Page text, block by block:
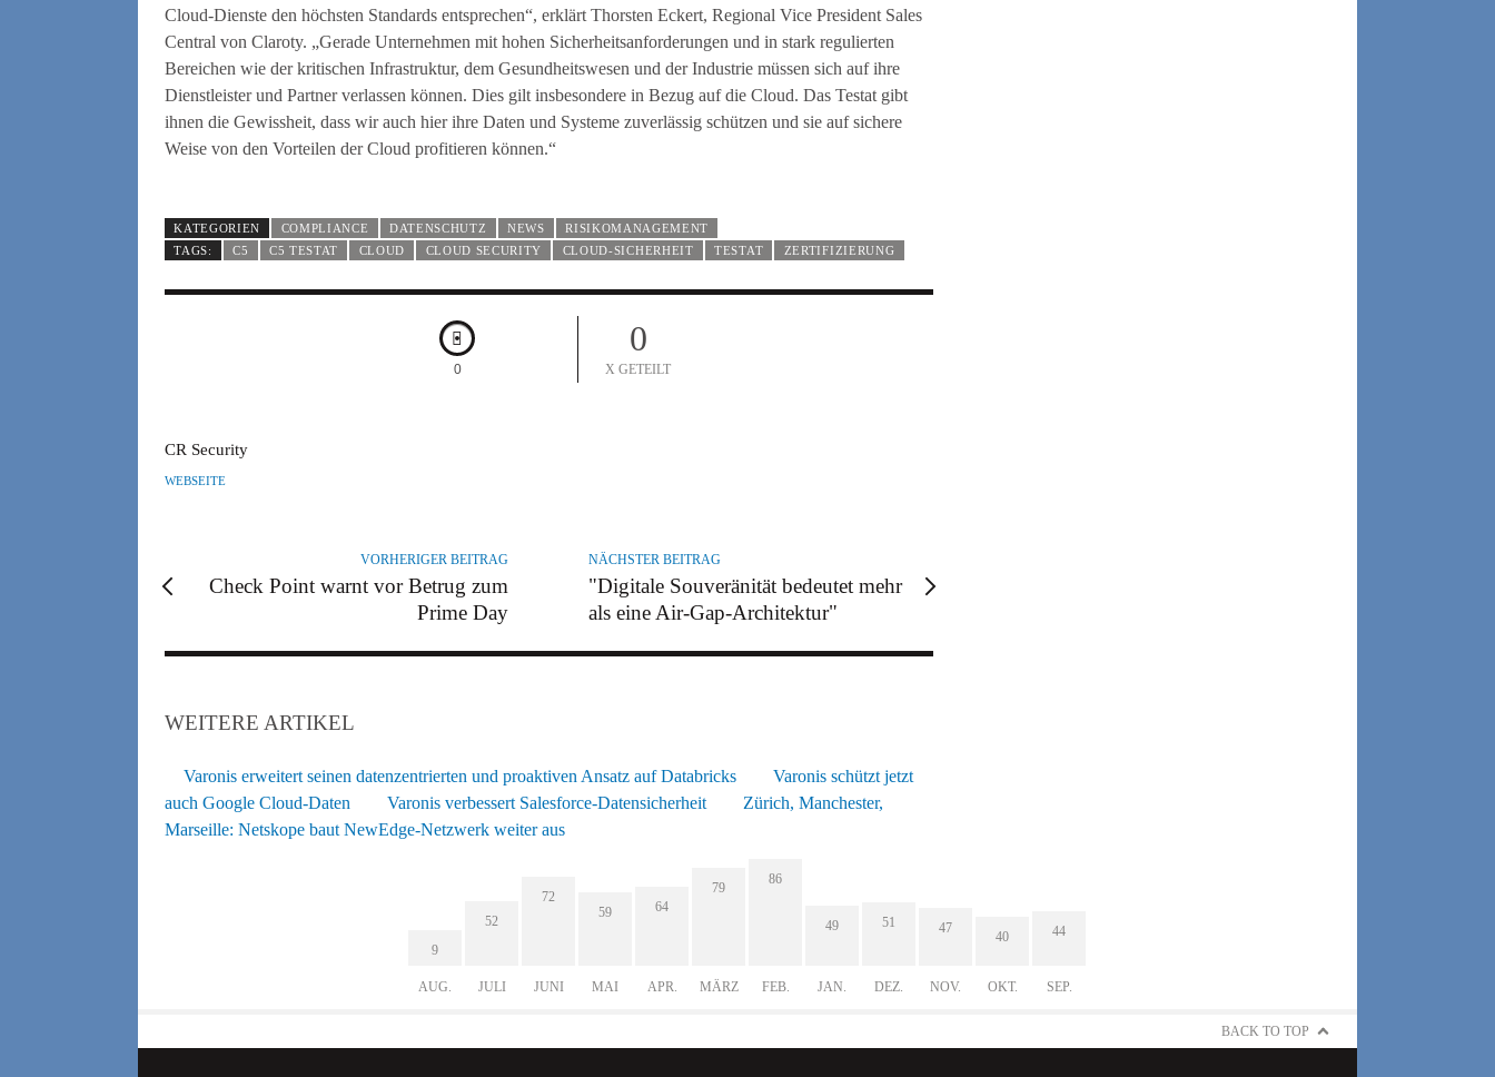
Cloud-Dienste den höchsten Standards entsprechen“, erklärt Thorsten Eckert, Regional Vice President Sales
Central von Claroty. „Gerade Unternehmen mit hohen Sicherheitsanforderungen und in stark regulierten
Bereichen wie der kritischen Infrastruktur, dem Gesundheitswesen und der Industrie müssen sich auf ihre
Dienstleister und Partner verlassen können. Dies gilt insbesondere in Bezug auf die Cloud. Das Testat gibt
ihnen die Gewissheit, dass wir auch hier ihre Daten und Systeme zuverlässig schützen und sie auf sichere
Weise von den Vorteilen der Cloud profitieren können.“
KATEGORIEN COMPLIANCE DATENSCHUTZ NEWS
RISIKOMANAGEMENT
TAGS:
C5 C5 TESTAT CLOUD CLOUD SECURITY CLOUD-SICHERHEIT TESTAT ZERTIFIZIERUNG
0
0
X GETEILT
A
U
CR Security
WEBSEITE
VORHERIGER BEITRAG
Check Point warnt vor Betrug zum
Prime Day
NÄCHSTER BEITRAG
"Digitale Souveränität bedeutet mehr
als eine Air-Gap-Architektur"
WEITERE ARTIKEL
Varonis erweitert seinen datenzentrierten und proaktiven Ansatz auf Databricks
Varonis schützt jetzt
auch Google Cloud-Daten
Varonis verbessert Salesforce-Datensicherheit
Zürich, Manchester,
Marseille: Netskope baut NewEdge-Netzwerk weiter aus
9
AUG.
52
JULI
72
JUNI
59
MAI
64
APR.
79
MÄRZ
86
FEB.
49
JAN.
51
DEZ.
47
NOV.
40
OKT.
44
SEP.
BACK TO TOP